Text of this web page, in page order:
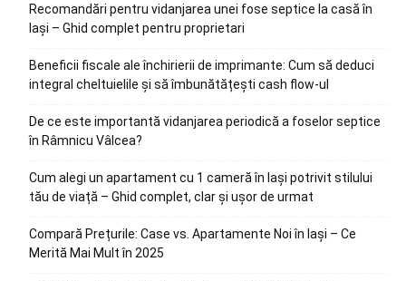
Recomandări pentru vidanjarea unei fose septice la casă în
Iași – Ghid complet pentru proprietari
Beneficii fiscale ale închirierii de imprimante: Cum să deduci
integral cheltuielile și să îmbunătățești cash flow-ul
De ce este importantă vidanjarea periodică a foselor septice
în Râmnicu Vâlcea?
Cum alegi un apartament cu 1 cameră în Iași potrivit stilului
tău de viață – Ghid complet, clar și ușor de urmat
Compară Prețurile: Case vs. Apartamente Noi în Iași – Ce
Merită Mai Mult în 2025